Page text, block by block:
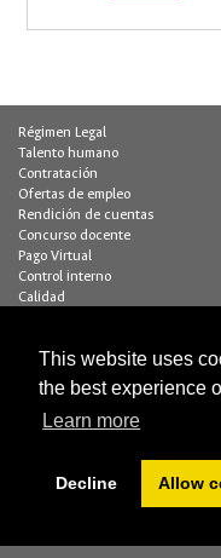
This website uses
the best experience
Learn more
Decline Allow
Régimen Legal
Talento humano
Contratación
Ofertas de empleo
Rendición de cuentas
Concurso docente
Pago Virtual
Control interno
Calidad
Contacto página web:
Dirección
Bogotá D.C., Colombia